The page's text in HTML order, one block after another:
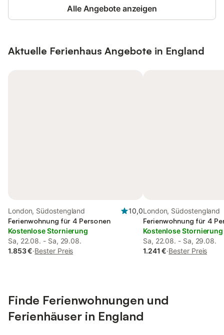
Alle Angebote anzeigen
Aktuelle Ferienhaus Angebote in England
London, Südostengland
10,0
Ferienwohnung für 4 Personen
Kostenlose Stornierung
Sa, 22.08. - Sa, 29.08.
1.853 €·Bester Preis
London, Südostengland
Ferienwohnung für 4
Kostenlose Stornierung
Sa, 22.08. - Sa, 29.08.
1.241 €·Bester Preis
Finde Ferienwohnungen und
Ferienhäuser in England